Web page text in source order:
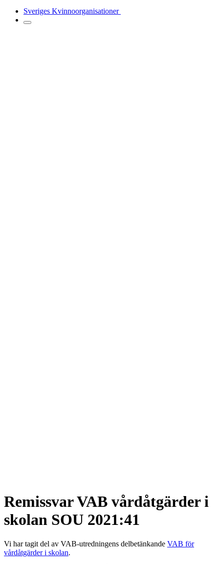
Sveriges Kvinnoorganisationer
Remissvar VAB vårdåtgärder i
skolan SOU 2021:41
Vi har tagit del av VAB-utredningens delbetänkande VAB för
vårdåtgärder i skolan.